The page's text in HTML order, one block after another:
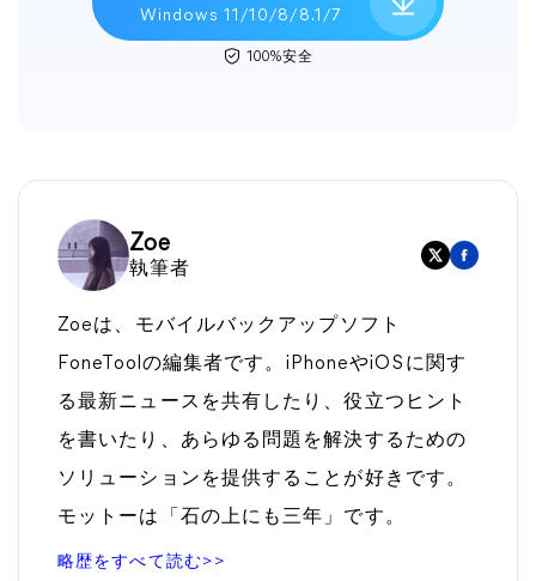
Windows 11/10/8/8.1/7
100%安全
Zoe
執筆者
Zoeは、モバイルバックアップソフト
FoneToolの編集者です。iPhoneやiOSに関す
る最新ニュースを共有したり、役立つヒント
を書いたり、あらゆる問題を解決するための
ソリューションを提供することが好きです。
モットーは「石の上にも三年」です。
略歴をすべて読む>>